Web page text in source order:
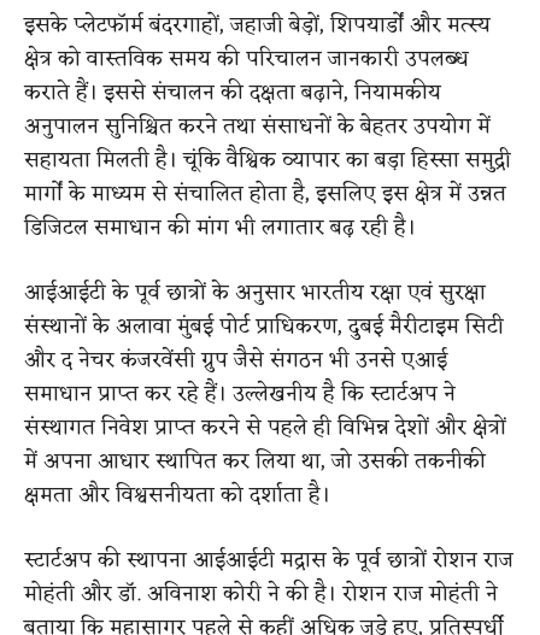
इसके प्लेटफॉर्म बंदरगाहों, जहाजी बेड़ों, शिपयार्डों और मत्स्य
क्षेत्र को वास्तविक समय की परिचालन जानकारी उपलब्ध
कराते हैं। इससे संचालन की दक्षता बढ़ाने, नियामकीय
अनुपालन सुनिश्चित करने तथा संसाधनों के बेहतर उपयोग में
सहायता मिलती है। चूंकि वैश्विक व्यापार का बड़ा हिस्सा समुद्री
मार्गों के माध्यम से संचालित होता है, इसलिए इस क्षेत्र में उन्नत
डिजिटल समाधान की मांग भी लगातार बढ़ रही है।
आईआईटी के पूर्व छात्रों के अनुसार भारतीय रक्षा एवं सुरक्षा
संस्थानों के अलावा मुंबई पोर्ट प्राधिकरण, दुबई मैरीटाइम सिटी
और द नेचर कंजरवेंसी ग्रुप जैसे संगठन भी उनसे एआई
समाधान प्राप्त कर रहे हैं। उल्लेखनीय है कि स्टार्टअप ने
संस्थागत निवेश प्राप्त करने से पहले ही विभिन्न देशों और क्षेत्रों
में अपना आधार स्थापित कर लिया था, जो उसकी तकनीकी
क्षमता और विश्वसनीयता को दर्शाता है।
स्टार्टअप की स्थापना आईआईटी मद्रास के पूर्व छात्रों रोशन राज
मोहंती और डॉ. अविनाश कोरी ने की है। रोशन राज मोहंती ने